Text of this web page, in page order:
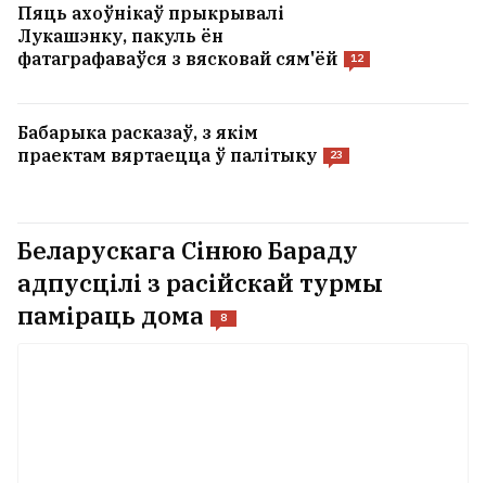
Пяць ахоўнікаў прыкрывалі
Лукашэнку, пакуль ён
фатаграфаваўся з вясковай сям'ёй
12
Бабарыка расказаў, з якім
праектам вяртаецца ў палітыку
23
Беларускага Сінюю Бараду
адпусцілі з расійскай турмы
паміраць дома
8